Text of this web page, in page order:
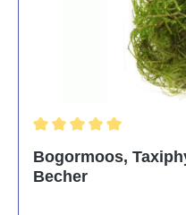
Bogormoos,
Becher